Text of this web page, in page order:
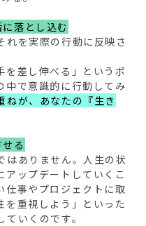
落とし込む
れを実際の行動に反映さ
を差し伸べる」というポ
中で意識的に行動してみ
ねが、あなたの『生き
る
はありません。人生の状
アップデートしていくこ
仕事やプロジェクトに取
を重視しよう」といった
いくのです。